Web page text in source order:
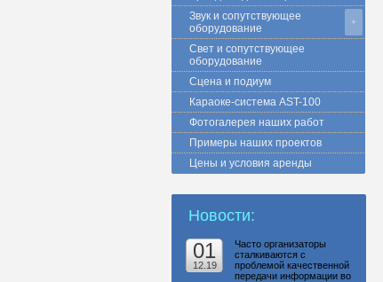
+
Звук и сопутствующее
оборудование
Свет и сопутствующее
оборудование
Сцена и подиум
Караоке-система AST-100
Фотогалерея наших работ
Примеры наших проектов
Цены и условия аренды
Новости:
01
12.19
Часто организаторы
сталкиваются с
проблемой качественной
передачи информации во